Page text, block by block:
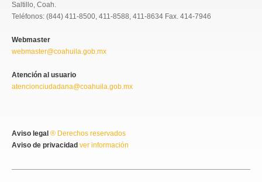
Saltillo, Coah.
Teléfonos: (844) 411-8500, 411-8588, 411-8634 Fax. 414-7946
Webmaster
webmaster@coahuila.gob.mx
Atención al usuario
atencionciudadana@coahuila.gob.mx
Aviso legal ® Derechos reservados
Aviso de privacidad ver información